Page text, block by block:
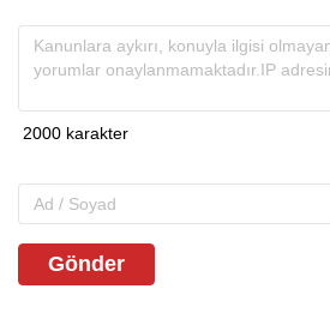
Gönder